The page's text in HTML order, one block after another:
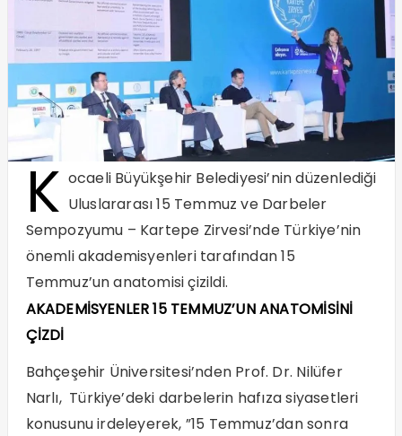
K ocaeli Büyükşehir Belediyesi’nin düzenlediği
Uluslararası 15 Temmuz ve Darbeler
Sempozyumu – Kartepe Zirvesi’nde Türkiye’nin
önemli akademisyenleri tarafından 15
Temmuz’un anatomisi çizildi.
AKADEMİSYENLER 15 TEMMUZ’UN ANATOMİSİNİ
ÇİZDİ
Bahçeşehir Üniversitesi’nden Prof. Dr. Nilüfer
Narlı, Türkiye’deki darbelerin hafıza siyasetleri
konusunu irdeleyerek, ”15 Temmuz’dan sonra